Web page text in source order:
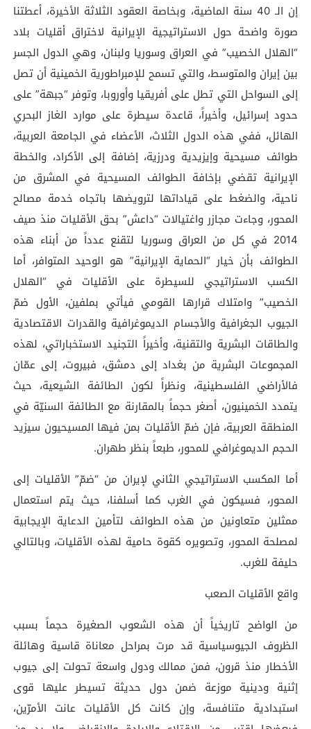
إن الـ 40 سنة الماضية، وبخاصة العقود الثلاثة الأخيرة، أعطتنا
صورة واضحة حول الاستراتيجية الإيرانية لاختراق أقليات بلاد
“الهلال الخصيب” في العراق وسوريا ولبنان، وهي الدول الجسر
بين إيران والمتوسط، والتي تسمح للإمبراطورية الخمينية أن تصل
إلى السواحل التي تطل على أفريقيا وأوروبا، وتوفر “جبهة” على
حدود إسرائيل، وأخيراً، قاعدة سيطرة على موارد الغاز البحري
الهائل، ففي هذه الدول الثلاث، الأعضاء في الجامعة العربية،
طوائف مسيحية وإيزيدية ودرزية، إضافة إلى الأكراد، والخطة
الإيرانية تقضي بإخافة الطوائف المسيحية في المشرق من
ناحية، والضغط على قياداتها لترويضها باتجاه خدمة مصالح
المحور، وجاءت مجازر واغتيالات “داعش” بحق الأقليات منذ صيف
2014 في كل من العراق وسوريا لتقنع عدداً من أبناء هذه
الطوائف بأن خيار “الحماية الإيرانية” هو الوحيد المتوافر، أما
الكسب الاستراتيجي للسيطرة على الأقليات في “الهلال
الخصيب” وامتلاك قرارها القومي فيأتي بملفين، الأول ضمّ
الجيوب الجغرافية والأجسام الديموغرافية والقدرات الاقتصادية
والطاقات البشرية والتقنية، وأخيراً التجنيد الاستخباراتي، لهذه
المجموعات البشرية من بغداد إلى دمشق، فبيروت، إلى عمّان
فالأراضي الفلسطينية، ونظراً لكون الطائفة الشيعية، حيث
يتمدد الخمينيون، أصغر حجماً بالمقارنة مع الطائفة السنيّة في
المنطقة العربية، فإن ضمّ الأقليات بمن فيها المسيحيون سيزيد
الحجم الديموغرافي للمحور، طبعاً بنظر طهران.
أما المكسب الاستراتيجي الثاني لإيران من “ضمّ” الأقليات إلى
المحور، فسيكون في الغرب كما أسلفنا، حيث يتم استعمال
ممثلين متعاونين من هذه الطوائف لتأمين الدعاية الإيجابية
لمصلحة المحور، وتصويره كقوة حامية لهذه الأقليات، وبالتالي
حليفة للغرب.
واقع الأقليات الصعب
من الواضح تاريخياً أن هذه الشعوب الصغيرة حجماً بسبب
الظروف الجيوسياسية قد مرت بمراحل معاناة قاسية وهائلة
الأخطار منذ قرون، فمن ممالك ودول واسعة تحولت إلى جيوب
إثنية ودينية موزعة ضمن دول حديثة تسيطر عليها قوى
استبدادية متنافسة، وإن كانت كل الأقليات عانت الأمرّين،